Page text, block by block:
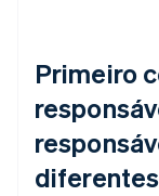
Primeiro
diferentes